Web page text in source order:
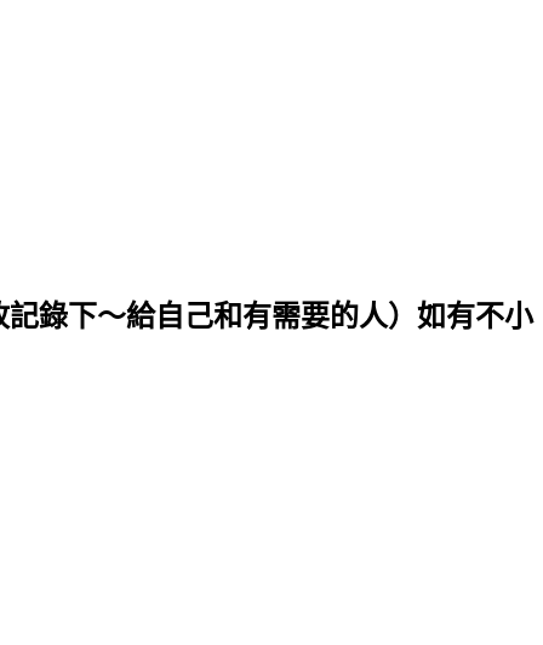
錄下～給自己和有需要的人）如有不小